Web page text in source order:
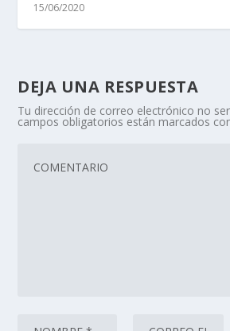
15/06/2020
DEJA UNA RESPUESTA
Tu dirección de correo electrónico no
campos obligatorios están marcados